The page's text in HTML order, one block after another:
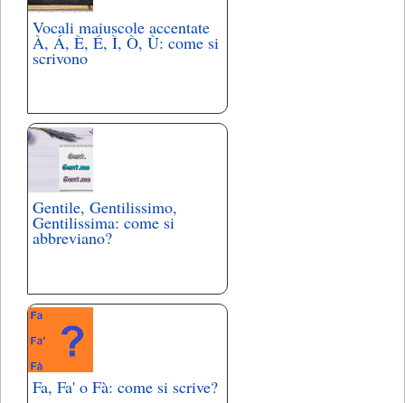
Vocali maiuscole accentate
À, Á, È, É, Ì, Ò, Ù: come si
scrivono
Gentile, Gentilissimo,
Gentilissima: come si
abbreviano?
Fa, Fa' o Fà: come si scrive?